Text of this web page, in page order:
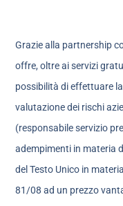
Grazie alla partnership
offre, oltre ai servizi
possibilità di effettuare
valutazione dei rischi
(responsabile servizio
adempimenti in materia
del Testo Unico in
81/08 ad un prezzo